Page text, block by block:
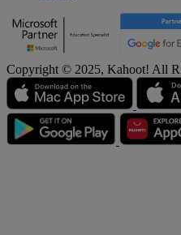
Copyright © 2025, Kahoot! All